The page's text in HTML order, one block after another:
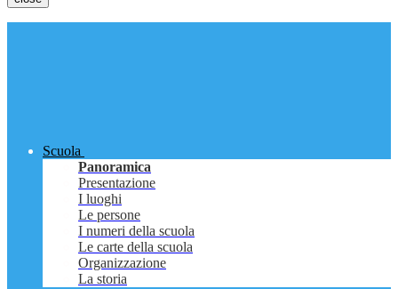
Scuola
Panoramica
Presentazione
I luoghi
Le persone
I numeri della scuola
Le carte della scuola
Organizzazione
La storia